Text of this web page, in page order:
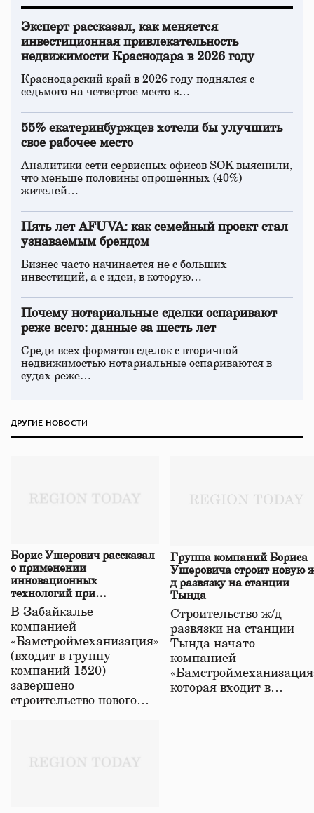
Эксперт рассказал, как меняется
инвестиционная привлекательность
недвижимости Краснодара в 2026 году
Краснодарский край в 2026 году поднялся с
седьмого на четвертое место в…
55% екатеринбуржцев хотели бы улучшить
свое рабочее место
Аналитики сети сервисных офисов SOK выяснили,
что меньше половины опрошенных (40%)
жителей…
Пять лет AFUVA: как семейный проект стал
узнаваемым брендом
Бизнес часто начинается не с больших
инвестиций, а с идеи, в которую…
Почему нотариальные сделки оспаривают
реже всего: данные за шесть лет
Среди всех форматов сделок с вторичной
недвижимостью нотариальные оспариваются в
судах реже…
ДРУГИЕ НОВОСТИ
Борис Ушерович рассказал
о применении
инновационных
технологий при
строительстве нового моста
в Забайкалье
В Забайкалье
компанией
«Бамстроймеханизация»
(входит в группу
компаний 1520)
завершено
строительство нового…
Группа компаний Бориса
Ушеровича строит новую
д развязку на станции
Тында
Строительство ж/д
развязки на станции
Тында начато
компанией
которая входит в…